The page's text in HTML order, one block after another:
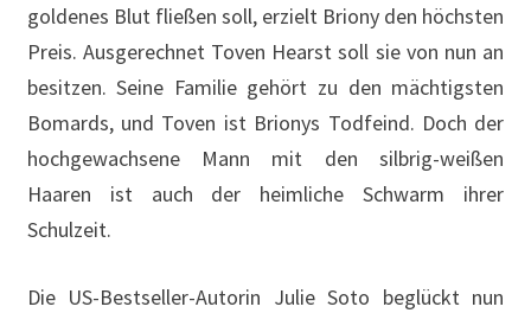
goldenes Blut fließen soll, erzielt Briony den höchsten
Preis. Ausgerechnet Toven Hearst soll sie von nun an
besitzen. Seine Familie gehört zu den mächtigsten
Bomards, und Toven ist Brionys Todfeind. Doch der
hochgewachsene Mann mit den silbrig-weißen
Haaren ist auch der heimliche Schwarm ihrer
Schulzeit.
Die US-Bestseller-Autorin Julie Soto beglückt nun